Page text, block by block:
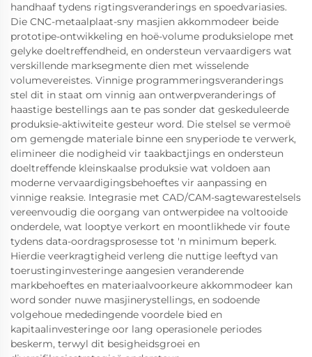
handhaaf tydens rigtingsveranderings en spoedvariasies.
Die CNC-metaalplaat-sny masjien akkommodeer beide
prototipe-ontwikkeling en hoë-volume produksielope met
gelyke doeltreffendheid, en ondersteun vervaardigers wat
verskillende marksegmente dien met wisselende
volumevereistes. Vinnige programmeringsveranderings
stel dit in staat om vinnig aan ontwerpveranderings of
haastige bestellings aan te pas sonder dat geskeduleerde
produksie-aktiwiteite gesteur word. Die stelsel se vermoë
om gemengde materiale binne een snyperiode te verwerk,
elimineer die nodigheid vir taakbactjings en ondersteun
doeltreffende kleinskaalse produksie wat voldoen aan
moderne vervaardigingsbehoeftes vir aanpassing en
vinnige reaksie. Integrasie met CAD/CAM-sagtewarestelsels
vereenvoudig die oorgang van ontwerpidee na voltooide
onderdele, wat looptye verkort en moontlikhede vir foute
tydens data-oordragsprosesse tot 'n minimum beperk.
Hierdie veerkragtigheid verleng die nuttige leeftyd van
toerustinginvesteringe aangesien veranderende
markbehoeftes en materiaalvoorkeure akkommodeer kan
word sonder nuwe masjinerystellings, en sodoende
volgehoue mededingende voordele bied en
kapitaalinvesteringe oor lang operasionele periodes
beskerm, terwyl dit besigheidsgroei en